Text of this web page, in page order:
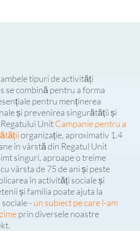
tipuri de activități
se combină pentru a forma
pentru menținerea
și prevenirea singurătății și
UnitCampanie pentru a
organizație, aproximativ 1.4
în vârstă din Regatul Unit
singuri, aproape o treime
vârsta de 75 de ani și peste
în activități sociale și
și familia poate ajuta la
- un subiect pe care l-am
prin diversele noastre